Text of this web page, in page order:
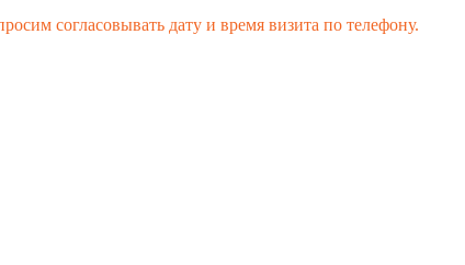
согласовывать дату и время визита по телефону.